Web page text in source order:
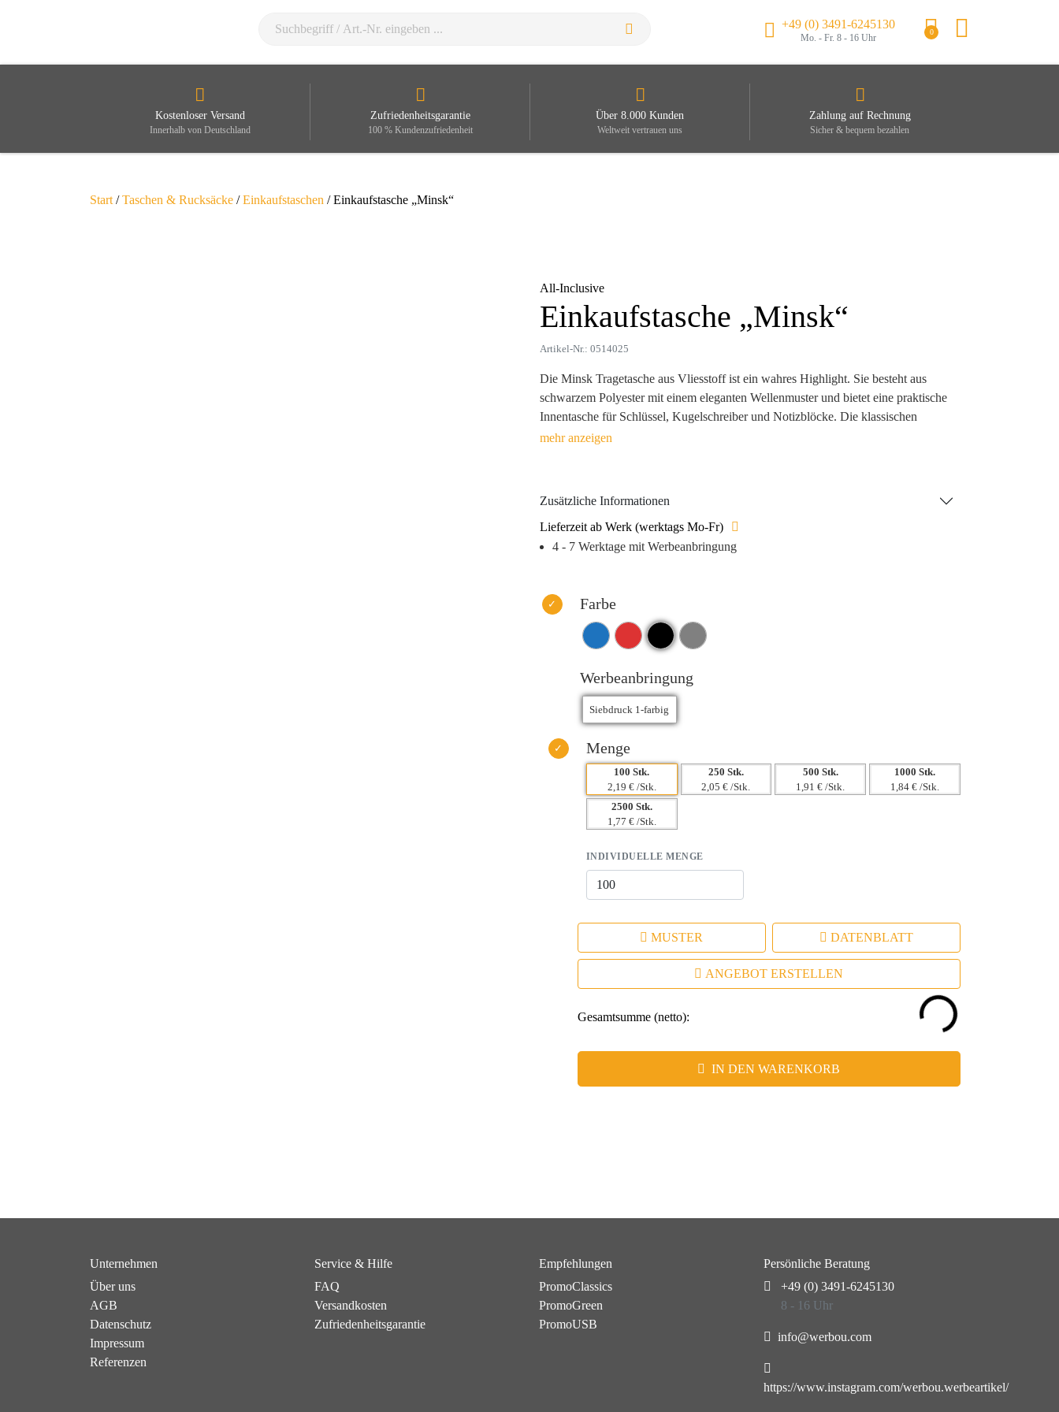
+49 (0) 3491-6245130
Mo. - Fr. 8 - 16 Uhr
0
Kostenloser Versand
Innerhalb von Deutschland
Zufriedenheitsgarantie
100 % Kundenzufriedenheit
Über 8.000 Kunden
Weltweit vertrauen uns
Zahlung auf Rechnung
Sicher & bequem bezahlen
Start /Taschen & Rucksäcke /Einkaufstaschen / Einkaufstasche „Minsk“
All-Inclusive
Einkaufstasche „Minsk“
Artikel-Nr.: 0514025
Die Minsk Tragetasche aus Vliesstoff ist ein wahres Highlight. Sie besteht aus
schwarzem Polyester mit einem eleganten Wellenmuster und bietet eine praktische
Innentasche für Schlüssel, Kugelschreiber und Notizblöcke. Die klassischen
Akzentfarben sorgen dafür, dass Firmenlogos, Markenbotschaften und Designs in
Zusätzliche Informationen
Lieferzeit ab Werk (werktags Mo-Fr)
4 - 7 Werktage mit Werbeanbringung
Farbe
Werbeanbringung
Menge
100 Stk.
2,19 € /Stk.
250 Stk.
2,05 € /Stk.
500 Stk.
1,91 € /Stk.
1000 Stk.
1,84 € /Stk.
2500 Stk.
1,77 € /Stk.
INDIVIDUELLE MENGE
MUSTER DATENBLATT
ANGEBOT ERSTELLEN
Gesamtsumme (netto):
IN DEN WARENKORB
Unternehmen
Über uns
AGB
Datenschutz
Impressum
Referenzen
Service & Hilfe
FAQ
Versandkosten
Zufriedenheitsgarantie
Empfehlungen
PromoClassics
PromoGreen
PromoUSB
Persönliche Beratung
+49 (0) 3491-6245130
8 - 16 Uhr
info@werbou.com
https://www.instagram.com/werbou.werbeartikel/